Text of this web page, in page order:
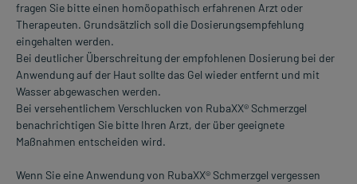
fragen Sie bitte einen homöopathisch erfahrenen Arzt oder
Therapeuten. Grundsätzlich soll die Dosierungsempfehlung
eingehalten werden.
Bei deutlicher Überschreitung der empfohlenen Dosierung bei der
Anwendung auf der Haut sollte das Gel wieder entfernt und mit
Wasser abgewaschen werden.
Bei versehentlichem Verschlucken von RubaXX® Schmerzgel
benachrichtigen Sie bitte Ihren Arzt, der über geeignete
Maßnahmen entscheiden wird.
Wenn Sie eine Anwendung von RubaXX® Schmerzgel vergessen